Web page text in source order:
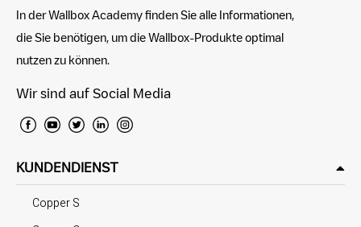
In der Wallbox Academy finden Sie alle Informationen,
die Sie benötigen, um die Wallbox-Produkte optimal
nutzen zu können.
Wir sind auf Social Media
KUNDENDIENST
Copper S